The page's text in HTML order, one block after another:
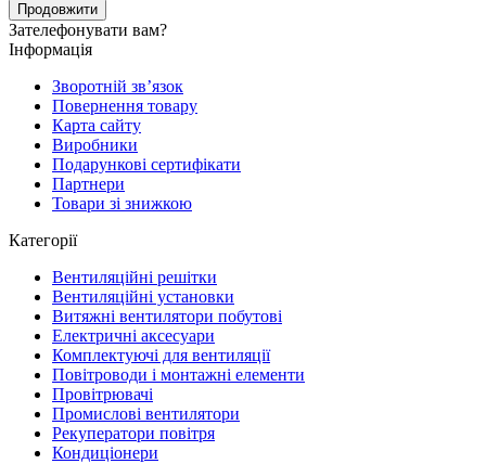
Продовжити
Зателефонувати вам?
Інформація
Зворотній зв’язок
Повернення товару
Карта сайту
Виробники
Подарункові сертифікати
Партнери
Товари зі знижкою
Категорії
Вентиляційні решітки
Вентиляційні установки
Витяжні вентилятори побутові
Електричні аксесуари
Комплектуючі для вентиляції
Повітроводи і монтажні елементи
Провітрювачі
Промислові вентилятори
Рекуператори повітря
Кондиціонери